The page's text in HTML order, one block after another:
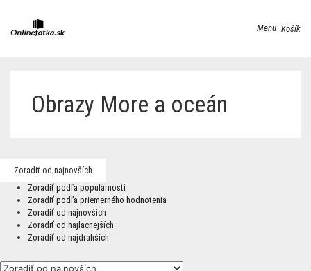
Menu Košík
Obrazy More a oceán
Zoradiť od najnovších
Zoradiť podľa populárnosti
Zoradiť podľa priemerného hodnotenia
Zoradiť od najnovších
Zoradiť od najlacnejších
Zoradiť od najdrahších